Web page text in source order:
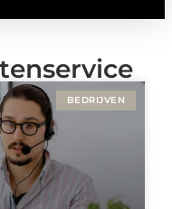
BEDRIJVEN